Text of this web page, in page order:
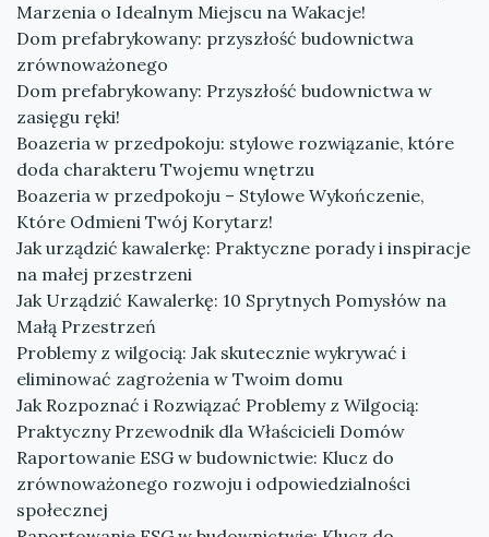
Marzenia o Idealnym Miejscu na Wakacje!
Dom prefabrykowany: przyszłość budownictwa
zrównoważonego
Dom prefabrykowany: Przyszłość budownictwa w
zasięgu ręki!
Boazeria w przedpokoju: stylowe rozwiązanie, które
doda charakteru Twojemu wnętrzu
Boazeria w przedpokoju – Stylowe Wykończenie,
Które Odmieni Twój Korytarz!
Jak urządzić kawalerkę: Praktyczne porady i inspiracje
na małej przestrzeni
Jak Urządzić Kawalerkę: 10 Sprytnych Pomysłów na
Małą Przestrzeń
Problemy z wilgocią: Jak skutecznie wykrywać i
eliminować zagrożenia w Twoim domu
Jak Rozpoznać i Rozwiązać Problemy z Wilgocią:
Praktyczny Przewodnik dla Właścicieli Domów
Raportowanie ESG w budownictwie: Klucz do
zrównoważonego rozwoju i odpowiedzialności
społecznej